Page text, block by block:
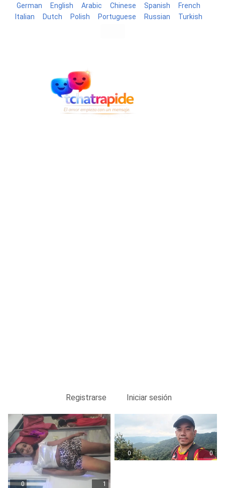
German English Arabic Chinese Spanish
French
Italian
Dutch Polish Portuguese Russian Turkish
Registrarse Iniciar sesión
0 1
0 0